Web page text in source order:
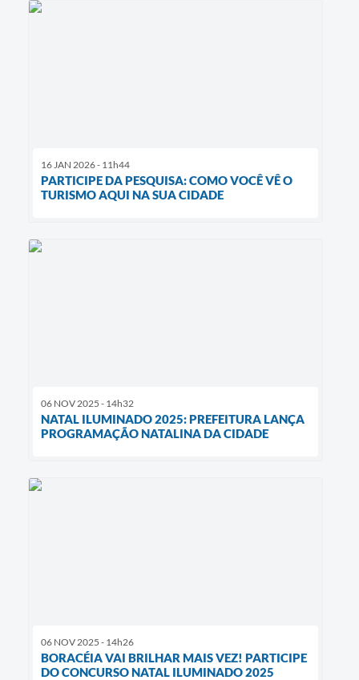
16 JAN 2026 - 11h44
PARTICIPE DA PESQUISA: COMO VOCÊ VÊ O
TURISMO AQUI NA SUA CIDADE
06 NOV 2025 - 14h32
NATAL ILUMINADO 2025: PREFEITURA LANÇA
PROGRAMAÇÃO NATALINA DA CIDADE
06 NOV 2025 - 14h26
BORACÉIA VAI BRILHAR MAIS VEZ! PARTICIPE
DO CONCURSO NATAL ILUMINADO 2025